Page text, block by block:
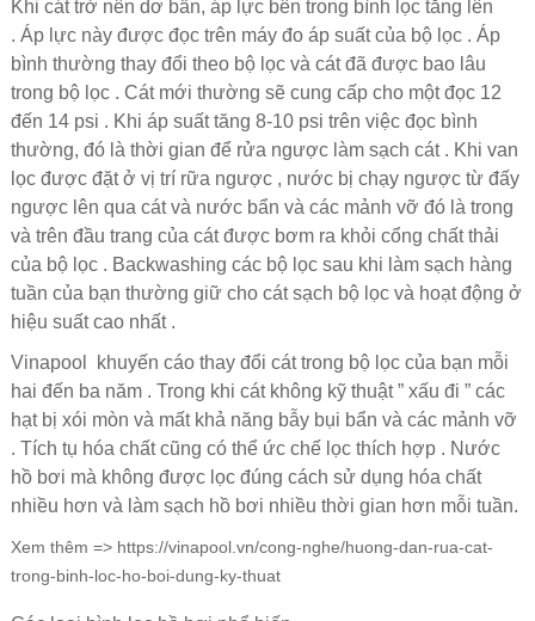
Khi cát trở nên dơ bẩn, áp lực bên trong bình lọc tăng lên
. Áp lực này được đọc trên máy đo áp suất của bộ lọc . Áp
bình thường thay đổi theo bộ lọc và cát đã được bao lâu
trong bộ lọc . Cát mới thường sẽ cung cấp cho một đọc 12
đến 14 psi . Khi áp suất tăng 8-10 psi trên việc đọc bình
thường, đó là thời gian để rửa ngược làm sạch cát . Khi van
lọc được đặt ở vị trí rữa ngược , nước bị chạy ngược từ đấy
ngược lên qua cát và nước bẩn và các mảnh vỡ đó là trong
và trên đầu trang của cát được bơm ra khỏi cổng chất thải
của bộ lọc . Backwashing các bộ lọc sau khi làm sạch hàng
tuần của bạn thường giữ cho cát sạch bộ lọc và hoạt động ở
hiệu suất cao nhất .
Vinapool
khuyến cáo thay đổi cát trong bộ lọc của bạn mỗi
hai đến ba năm . Trong khi cát không kỹ thuật ” xấu đi ” các
hạt bị xói mòn và mất khả năng bẫy bụi bẩn và các mảnh vỡ
. Tích tụ hóa chất cũng có thể ức chế lọc thích hợp . Nước
hồ bơi mà không được lọc đúng cách sử dụng hóa chất
nhiều hơn và làm sạch hồ bơi nhiều thời gian hơn mỗi tuần.
Xem thêm => https://vinapool.vn/cong-nghe/huong-dan-rua-cat-
trong-binh-loc-ho-boi-dung-ky-thuat